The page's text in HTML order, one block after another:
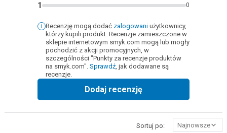
1 0
Recenzję mogą dodać zalogowani użytkownicy,
którzy kupili produkt. Recenzje zamieszczone w
sklepie internetowym smyk.com mogą lub mogły
pochodzić z akcji promocyjnych, w
szczególności "Punkty za recenzje produktów
na smyk.com". Sprawdź, jak dodawane są
recenzje.
Dodaj recenzję
Sortuj po: Najnowsze